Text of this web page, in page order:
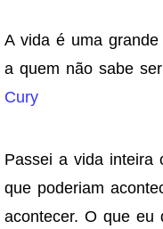
A vida é uma
a quem não sabe
Cury
Passei a vida inteira
que poderiam
acontecer. O que